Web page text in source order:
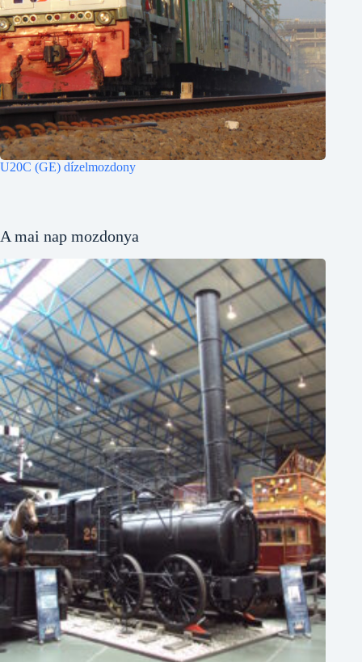
U20C (GE) dízelmozdony
A mai nap mozdonya